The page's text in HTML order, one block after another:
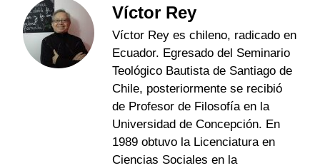
Víctor Rey
Víctor Rey es chileno, radicado en
Ecuador. Egresado del Seminario
Teológico Bautista de Santiago de
Chile, posteriormente se recibió
de Profesor de Filosofía en la
Universidad de Concepción. En
1989 obtuvo la Licenciatura en
Ciencias Sociales en la